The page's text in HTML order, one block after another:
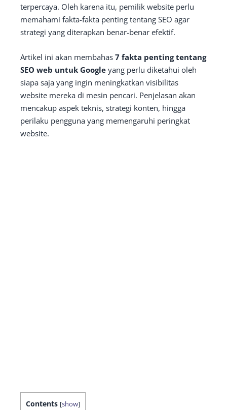
terpercaya. Oleh karena itu, pemilik website perlu
memahami fakta-fakta penting tentang SEO agar
strategi yang diterapkan benar-benar efektif.
Artikel ini akan membahas 7 fakta penting tentang
SEO web untuk Google yang perlu diketahui oleh
siapa saja yang ingin meningkatkan visibilitas
website mereka di mesin pencari. Penjelasan akan
mencakup aspek teknis, strategi konten, hingga
perilaku pengguna yang memengaruhi peringkat
website.
Contents [show]